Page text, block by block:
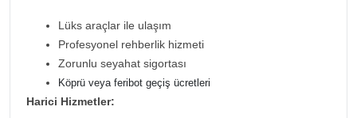
Lüks araçlar ile ulaşım
Profesyonel rehberlik hizmeti
Zorunlu seyahat sigortası
Köprü veya feribot geçiş ücretleri
Harici Hizmetler: